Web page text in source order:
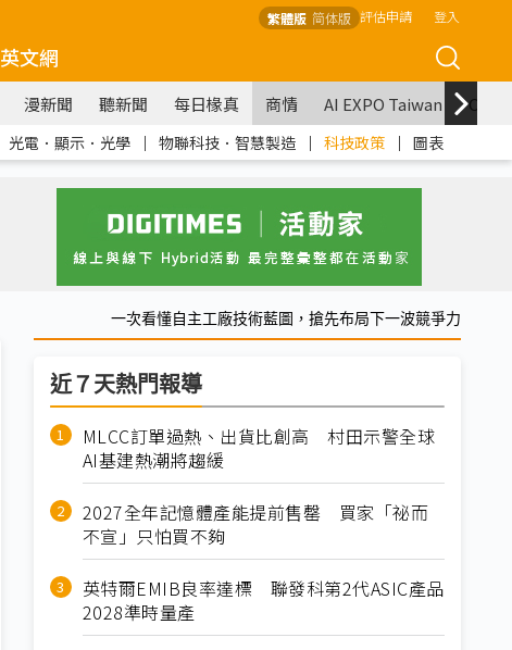
繁體版 简体版 評估申請 登入
英文網
漫新聞 聽新聞 每日椽真 商情 AI EXPO Taiwan
光電．顯示．光學 ｜ 物聯科技．智慧製造 ｜ 科技政策 ｜ 圖表
一次看懂自主工廠技術藍圖，搶先布局下一波競爭力
近７天熱門報導
MLCC訂單過熱、出貨比創高 村田示警全球
AI基建熱潮將趨緩
2027全年記憶體產能提前售罄 買家「祕而
不宣」只怕買不夠
英特爾EMIB良率達標 聯發科第2代ASIC產品
2028準時量產